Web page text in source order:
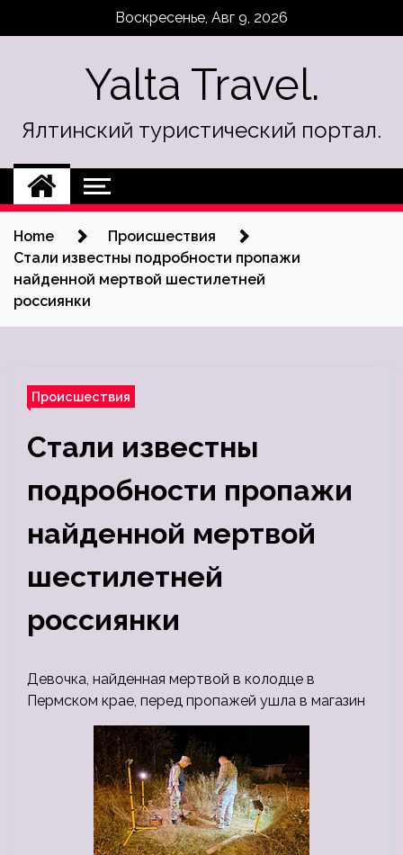
Воскресенье, Авг 9, 2026
Yalta Travel.
Ялтинский туристический портал.
Home
Происшествия
Стали известны подробности пропажи
найденной мертвой шестилетней
россиянки
Происшествия
Стали известны
подробности пропажи
найденной мертвой
шестилетней
россиянки
Девочка, найденная мертвой в колодце в
Пермском крае, перед пропажей ушла в магазин